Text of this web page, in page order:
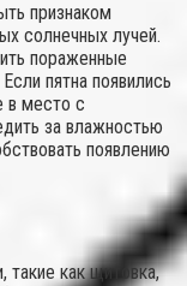
признаком
солнечных лучей.
пораженные
пятна появились
в место с
за влажностью
появлению
такие как щитовка,